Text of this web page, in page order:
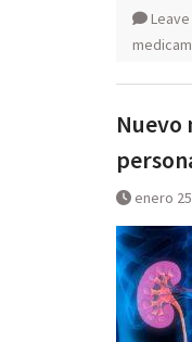
Nuevo
enero